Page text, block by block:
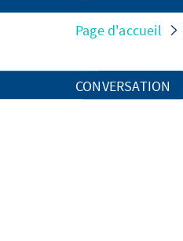
Page d'accueil
CONVERSATION